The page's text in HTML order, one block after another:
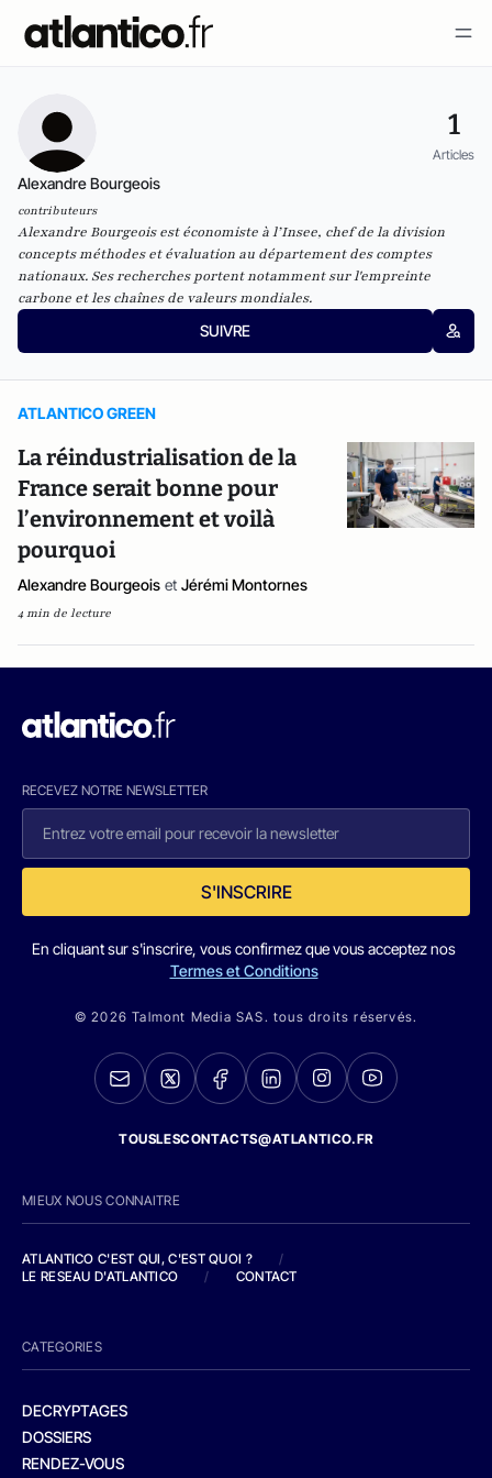
1
Articles
Alexandre Bourgeois
contributeurs
Alexandre Bourgeois est économiste à l’Insee, chef de la division
concepts méthodes et évaluation au département des comptes
nationaux. Ses recherches portent notamment sur l'empreinte
carbone et les chaînes de valeurs mondiales.
SUIVRE
ATLANTICO GREEN
La réindustrialisation de la
France serait bonne pour
l’environnement et voilà
pourquoi
Alexandre Bourgeois et Jérémi Montornes
4 min de lecture
RECEVEZ NOTRE NEWSLETTER
S'INSCRIRE
En cliquant sur s'inscrire, vous confirmez que vous acceptez nos
Termes et Conditions
© 2026 Talmont Media SAS. tous droits réservés.
TOUSLESCONTACTS@ATLANTICO.FR
MIEUX NOUS CONNAITRE
ATLANTICO C'EST QUI, C'EST QUOI ?
/
LE RESEAU D'ATLANTICO
/ CONTACT
CATEGORIES
DECRYPTAGES
DOSSIERS
RENDEZ-VOUS